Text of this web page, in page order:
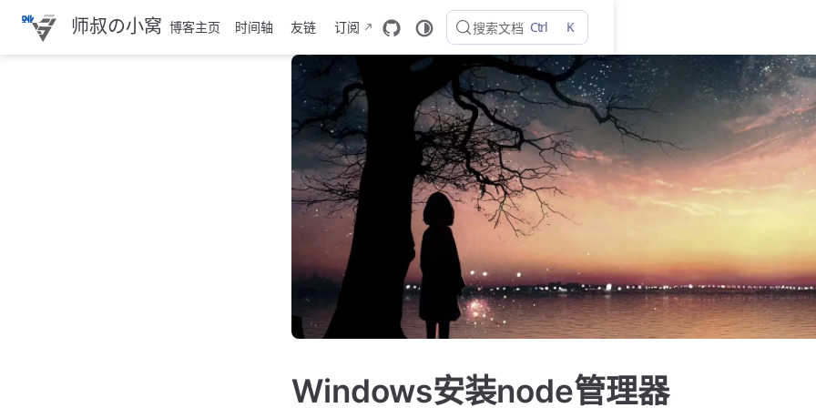
跳
主
师叔の小窝 博客主页 时间轴 友链 订阅 搜索文档 Ctrl K
Windows安装node管理器